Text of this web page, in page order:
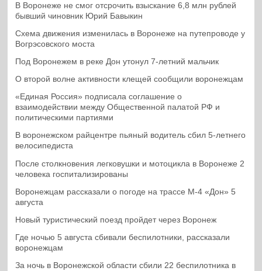
В Воронеже не смог отсрочить взыскание 6,8 млн рублей
бывший чиновник Юрий Бавыкин
Схема движения изменилась в Воронеже на путепроводе у
Вогрэсовского моста
Под Воронежем в реке Дон утонул 7-летний мальчик
О второй волне активности клещей сообщили воронежцам
«Единая Россия» подписала соглашение о
взаимодействии между Общественной палатой РФ и
политическими партиями
В воронежском райцентре пьяный водитель сбил 5-летнего
велосипедиста
После столкновения легковушки и мотоцикла в Воронеже 2
человека госпитализированы
Воронежцам рассказали о погоде на трассе М-4 «Дон» 5
августа
Новый туристический поезд пройдет через Воронеж
Где ночью 5 августа сбивали беспилотники, рассказали
воронежцам
За ночь в Воронежской области сбили 22 беспилотника в